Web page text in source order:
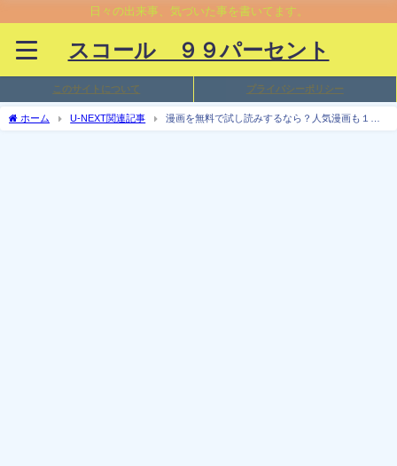
日々の出来事、気づいた事を書いてます。
スコール ９９パーセント
このサイトについて プライバシーポリシー
ホーム U-NEXT関連記事
漫画を無料で試し読みするなら？人気漫画も１巻